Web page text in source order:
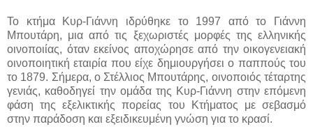
Το κτήμα Κυρ-Γιάννη ιδρύθηκε το 1997 από το Γιάννη
Μπουτάρη, μια από τις ξεχωριστές μορφές της ελληνικής
οινοποιίας, όταν εκείνος αποχώρησε από την οικογενειακή
οινοποιητική εταιρία που είχε δημιουργήσει ο παππούς του
το 1879. Σήμερα, ο Στέλλιος Μπουτάρης, οινοποιός τέταρτης
γενιάς, καθοδηγεί την ομάδα της Κυρ-Γιάννη στην επόμενη
φάση της εξελικτικής πορείας του Κτήματος με σεβασμό
στην παράδοση και εξειδικευμένη γνώση για το κρασί.